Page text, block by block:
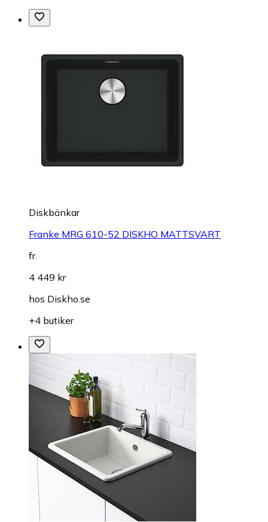
Diskbänkar
Franke MRG 610-52 DISKHO MATTSVART
fr.
4 449 kr
hos Diskho.se
+4 butiker